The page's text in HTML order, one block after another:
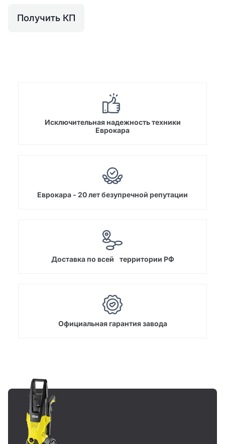
Получить КП
Исключительная надежность техники
Еврокара
Еврокара - 20 лет безупречной репутации
Доставка по всей территории РФ
Официальная гарантия завода